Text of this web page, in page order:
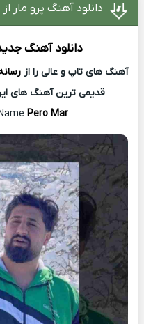
دانلود آهنگ پرو مار
دانلود آهنگ
آهنگ های تاپ و عالی را از
قدیمی ترین آهنگ های
Pero Mar